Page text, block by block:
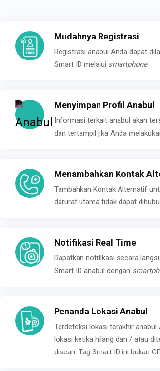
Mudahnya Registrasi
Registrasi anabul Anda dapat
Smart ID melalui smartphone.
Menyimpan Profil Anabul
Informasi terkait anabul akan
dan tertampil jika Anda
Menambahkan Kontak
Tambahkan Kontak Alternatif
darurat utama tidak dapat
Notifikasi Real Time
Dapatkan notifikasi secara
Smart ID anabul dengan
Penanda Lokasi Anabul
Terdeteksi lokasi terakhir
lokasi ketika hilang dan / atau
discan. Tag Smart ID ini bukan